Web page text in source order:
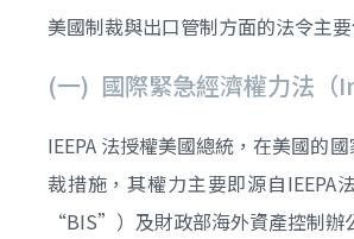
美國制裁與出口管制方面的法令主要
(一) 國際緊急經濟權力法
IEEPA 法授權美國總統，在美國的
裁措施，其權力主要即源自
“BIS”）及財政部海外資產控制